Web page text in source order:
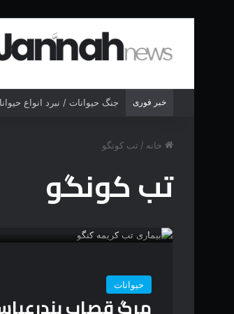
خبر فوری جنگ حیوانات / نبرد انواع
خانه / تب کونگو
تب کونگو
حیوانات
مرگ قصاب